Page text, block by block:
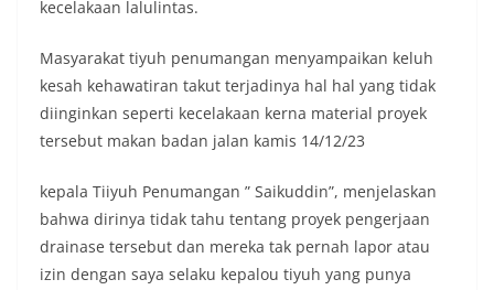
kecelakaan lalulintas.
Masyarakat tiyuh penumangan menyampaikan keluh
kesah kehawatiran takut terjadinya hal hal yang tidak
diinginkan seperti kecelakaan kerna material proyek
tersebut makan badan jalan kamis 14/12/23
kepala Tiiyuh Penumangan ” Saikuddin”, menjelaskan
bahwa dirinya tidak tahu tentang proyek pengerjaan
drainase tersebut dan mereka tak pernah lapor atau
izin dengan saya selaku kepalou tiyuh yang punya